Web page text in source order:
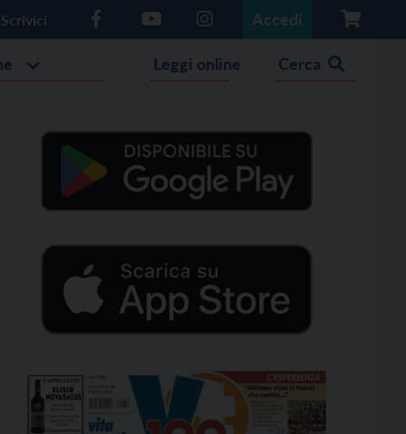
Scrivici Accedi
Leggi online Cerca